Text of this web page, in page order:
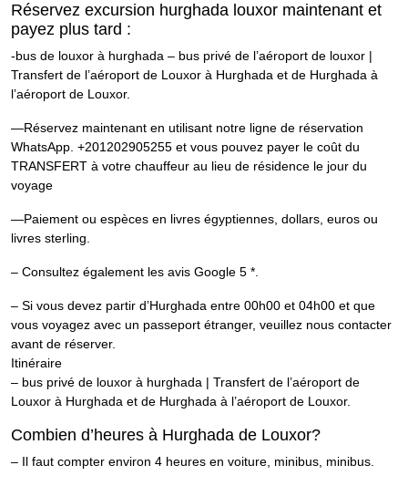
Réservez excursion hurghada louxor maintenant et
payez plus tard :
-bus de louxor à hurghada – bus privé de l’aéroport de louxor |
Transfert de l’aéroport de Louxor à Hurghada et de Hurghada à
l’aéroport de Louxor.
—Réservez maintenant en utilisant notre ligne de réservation
WhatsApp. +201202905255 et vous pouvez payer le coût du
TRANSFERT à votre chauffeur au lieu de résidence le jour du
voyage
—Paiement ou espèces en livres égyptiennes, dollars, euros ou
livres sterling.
– Consultez également les avis Google 5 *.
– Si vous devez partir d’Hurghada entre 00h00 et 04h00 et que
vous voyagez avec un passeport étranger, veuillez nous contacter
avant de réserver.
Itinéraire
– bus privé de louxor à hurghada | Transfert de l’aéroport de
Louxor à Hurghada et de Hurghada à l’aéroport de Louxor.
Combien d’heures à Hurghada de Louxor?
– Il faut compter environ 4 heures en voiture, minibus, minibus.